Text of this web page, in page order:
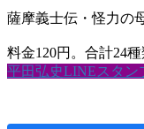
薩摩義士伝・怪力の
料金120円。合計24種
平田弘史LINEスタン